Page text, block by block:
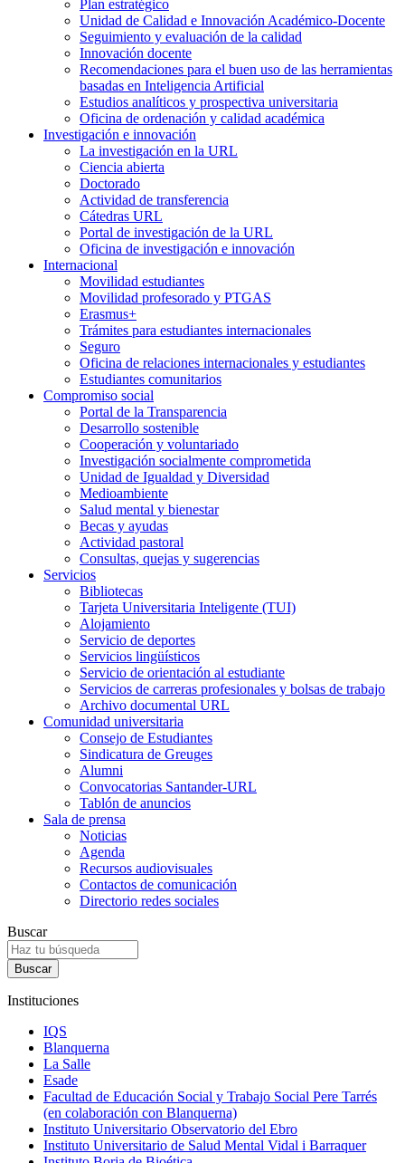
Plan estratégico
Unidad de Calidad e Innovación Académico-Docente
Seguimiento y evaluación de la calidad
Innovación docente
Recomendaciones para el buen uso de las herramientas
basadas en Inteligencia Artificial
Estudios analíticos y prospectiva universitaria
Oficina de ordenación y calidad académica
Investigación e innovación
La investigación en la URL
Ciencia abierta
Doctorado
Actividad de transferencia
Cátedras URL
Portal de investigación de la URL
Oficina de investigación e innovación
Internacional
Movilidad estudiantes
Movilidad profesorado y PTGAS
Erasmus+
Trámites para estudiantes internacionales
Seguro
Oficina de relaciones internacionales y estudiantes
Estudiantes comunitarios
Compromiso social
Portal de la Transparencia
Desarrollo sostenible
Cooperación y voluntariado
Investigación socialmente comprometida
Unidad de Igualdad y Diversidad
Medioambiente
Salud mental y bienestar
Becas y ayudas
Actividad pastoral
Consultas, quejas y sugerencias
Servicios
Bibliotecas
Tarjeta Universitaria Inteligente (TUI)
Alojamiento
Servicio de deportes
Servicios lingüísticos
Servicio de orientación al estudiante
Servicios de carreras profesionales y bolsas de trabajo
Archivo documental URL
Comunidad universitaria
Consejo de Estudiantes
Sindicatura de Greuges
Alumni
Convocatorias Santander-URL
Tablón de anuncios
Sala de prensa
Noticias
Agenda
Recursos audiovisuales
Contactos de comunicación
Directorio redes sociales
Buscar
Instituciones
IQS
Blanquerna
La Salle
Esade
Facultad de Educación Social y Trabajo Social Pere Tarrés
(en colaboración con Blanquerna)
Instituto Universitario Observatorio del Ebro
Instituto Universitario de Salud Mental Vidal i Barraquer